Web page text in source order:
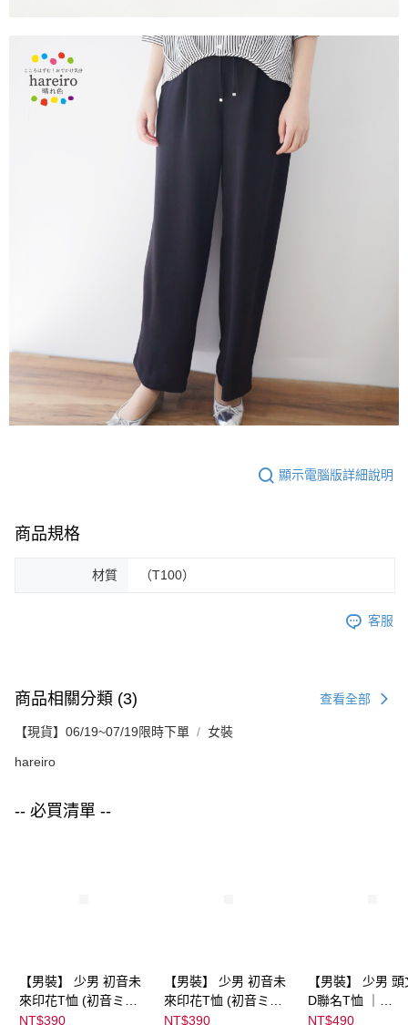
顯示電腦版詳細說明
商品規格
材質 （T100）
客服
商品相關分類 (3) 查看全部
【現貨】06/19~07/19限時下單 女裝
hareiro
-- 必買清單 --
【男裝】 少男 初音未
來印花T恤 (初音ミク)
｜
NT$390
【男裝】 少男 初音未
來印花T恤 (初音ミク)
｜
NT$390
【男裝】 少男
D聯名T恤 ｜
NT$490